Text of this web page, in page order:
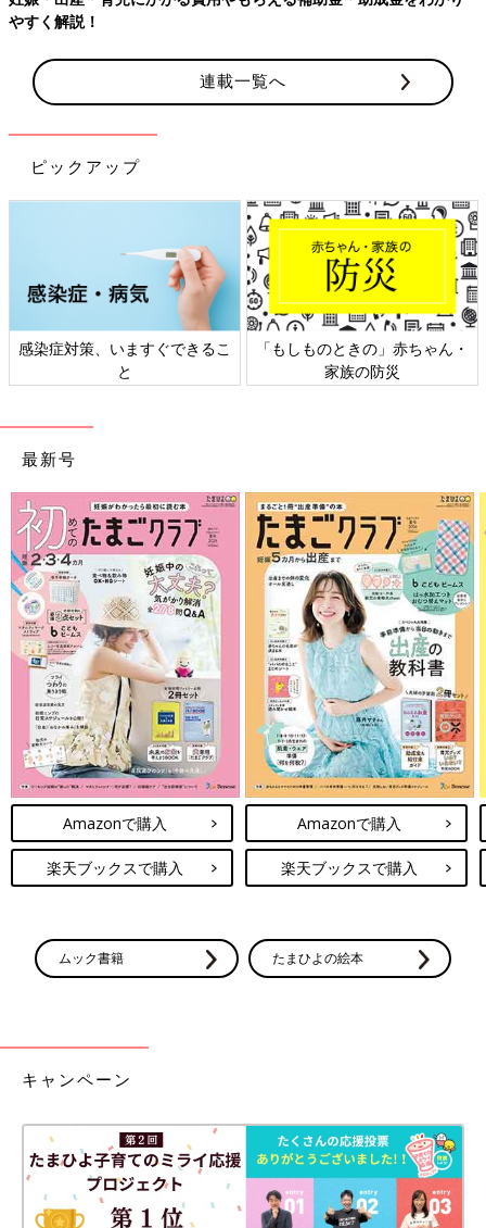
連載一覧へ
ピックアップ
日本外来小児科学会リーフレッ
ト検討会
六星占術 細木かおりさんの人生
相談
最新号
Amazonで購入
楽天ブックスで購入
Amazonで購入
楽天ブックスで購入
ムック書籍 たまひよの絵本
キャンペーン